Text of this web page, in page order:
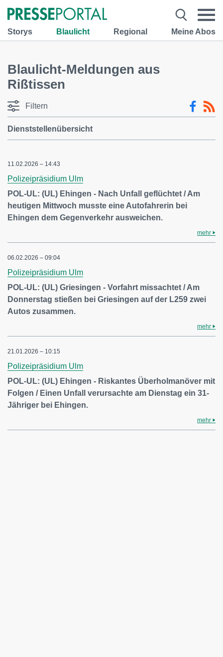
Storys Blaulicht Regional Meine Abos
Blaulicht-Meldungen aus
Rißtissen
Filtern
Dienststellenübersicht
11.02.2026 – 14:43
Polizeipräsidium Ulm
POL-UL: (UL) Ehingen - Nach Unfall geflüchtet / Am
heutigen Mittwoch musste eine Autofahrerin bei
Ehingen dem Gegenverkehr ausweichen.
mehr
06.02.2026 – 09:04
Polizeipräsidium Ulm
POL-UL: (UL) Griesingen - Vorfahrt missachtet / Am
Donnerstag stießen bei Griesingen auf der L259 zwei
Autos zusammen.
mehr
21.01.2026 – 10:15
Polizeipräsidium Ulm
POL-UL: (UL) Ehingen - Riskantes Überholmanöver mit
Folgen / Einen Unfall verursachte am Dienstag ein 31-
Jähriger bei Ehingen.
mehr